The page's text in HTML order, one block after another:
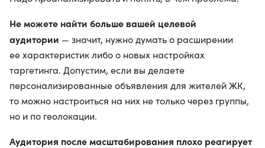
Не можете найти больше вашей целевой
аудитории — значит, нужно думать о расширении
ее характеристик либо о новых настройках
таргетинга. Допустим, если вы делаете
персонализированные объявления для жителей ЖК,
то можно настроиться на них не только через группы,
но и по геолокации.
Аудитория после масштабирования плохо реагирует